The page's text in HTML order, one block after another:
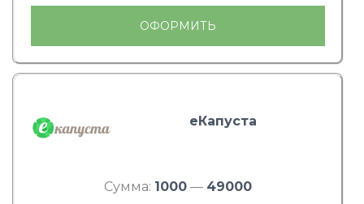
ОФОРМИТЬ
еКапуста
Сумма: 1000 — 49000